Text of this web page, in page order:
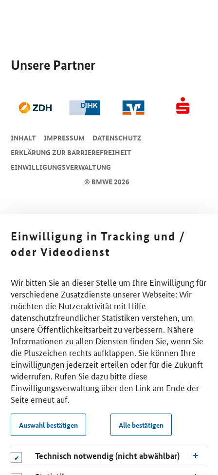
Unsere Partner
© BMWE 2026
INHALT IMPRESSUM
DA­TEN­SCHUTZ
ERKLÄRUNG ZUR BARRIEREFREIHEIT
EINWILLIGUNGSVERWALTUNG
Einwilligung in Tracking und /
oder Videodienst
Wir bitten Sie an dieser Stelle um Ihre Einwilligung für
verschiedene Zusatzdienste unserer Webseite: Wir
möchten die Nutzeraktivität mit Hilfe
datenschutzfreundlicher Statistiken verstehen, um
unsere Öffentlichkeitsarbeit zu verbessern. Nähere
Informationen zu allen Diensten finden Sie, wenn Sie
die Pluszeichen rechts aufklappen. Sie können Ihre
Einwilligungen jederzeit erteilen oder für die Zukunft
widerrufen. Rufen Sie dazu bitte diese
Einwilligungsverwaltung über den Link am Ende der
Seite erneut auf.
Auswahl bestätigen Alle bestätigen
Technisch notwendig (nicht abwählbar)